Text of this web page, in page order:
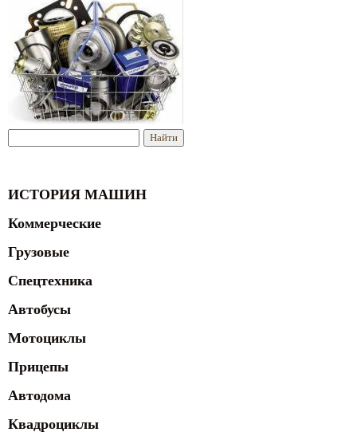
ИСТОРИЯ МАШИН
Коммерческие
Грузовые
Спецтехника
Автобусы
Мотоциклы
Прицепы
Автодома
Квадроциклы